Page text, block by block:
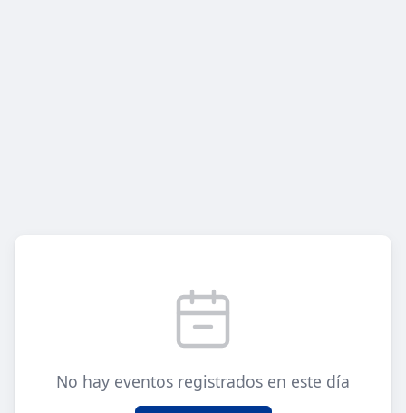
No hay eventos registrados en este día